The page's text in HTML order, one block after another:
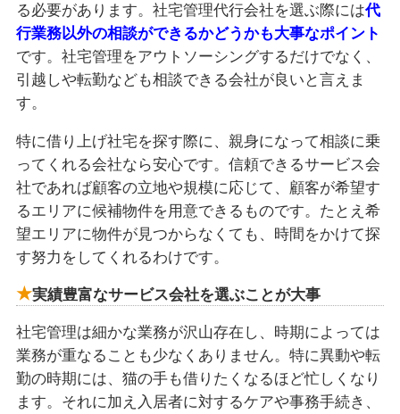
る必要があります。社宅管理代行会社を選ぶ際には代
行業務以外の相談ができるかどうかも大事なポイント
です。社宅管理をアウトソーシングするだけでなく、
引越しや転勤なども相談できる会社が良いと言えま
す。
特に借り上げ社宅を探す際に、親身になって相談に乗
ってくれる会社なら安心です。信頼できるサービス会
社であれば顧客の立地や規模に応じて、顧客が希望す
るエリアに候補物件を用意できるものです。たとえ希
望エリアに物件が見つからなくても、時間をかけて探
す努力をしてくれるわけです。
実績豊富なサービス会社を選ぶことが大事
社宅管理は細かな業務が沢山存在し、時期によっては
業務が重なることも少なくありません。特に異動や転
勤の時期には、猫の手も借りたくなるほど忙しくなり
ます。それに加え入居者に対するケアや事務手続き、